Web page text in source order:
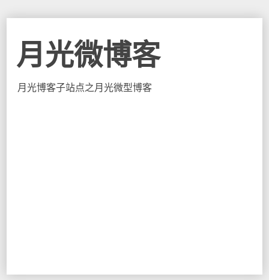
月光微博客
月光博客子站点之月光微型博客